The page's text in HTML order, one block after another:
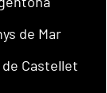
de Mar
Castellet